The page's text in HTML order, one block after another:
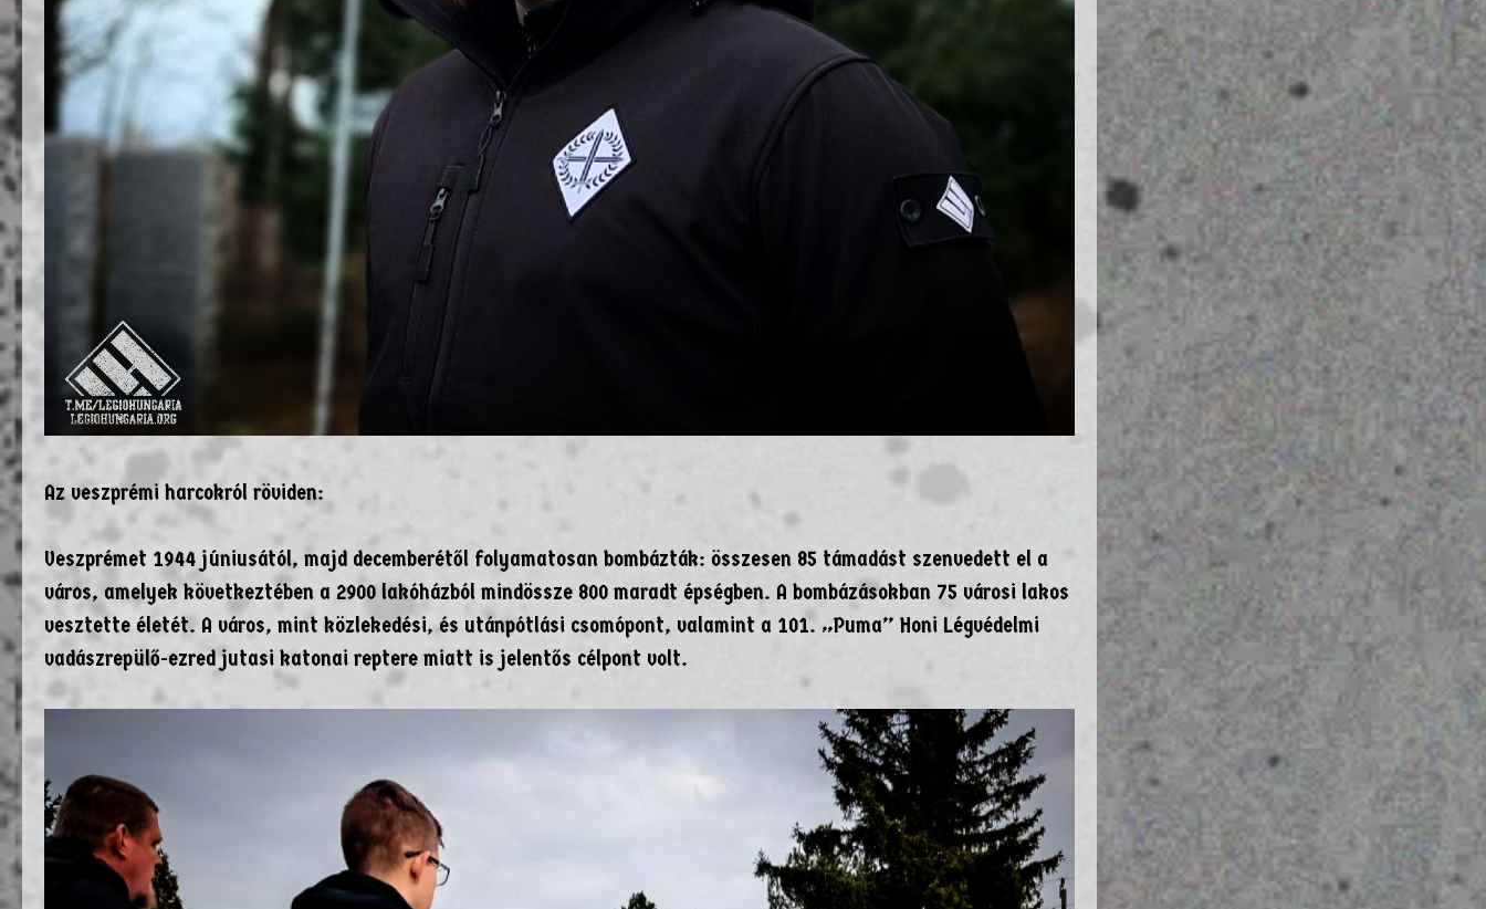
Az veszprémi harcokról röviden:
Veszprémet 1944 júniusától, majd decemberétől folyamatosan bombázták: összesen 85 támadást szenvedett el a
város, amelyek következtében a 2900 lakóházból mindössze 800 maradt épségben. A bombázásokban 75 városi lakos
vesztette életét. A város, mint közlekedési, és utánpótlási csomópont, valamint a 101. „Puma” Honi Légvédelmi
vadászrepülő-ezred jutasi katonai reptere miatt is jelentős célpont volt.